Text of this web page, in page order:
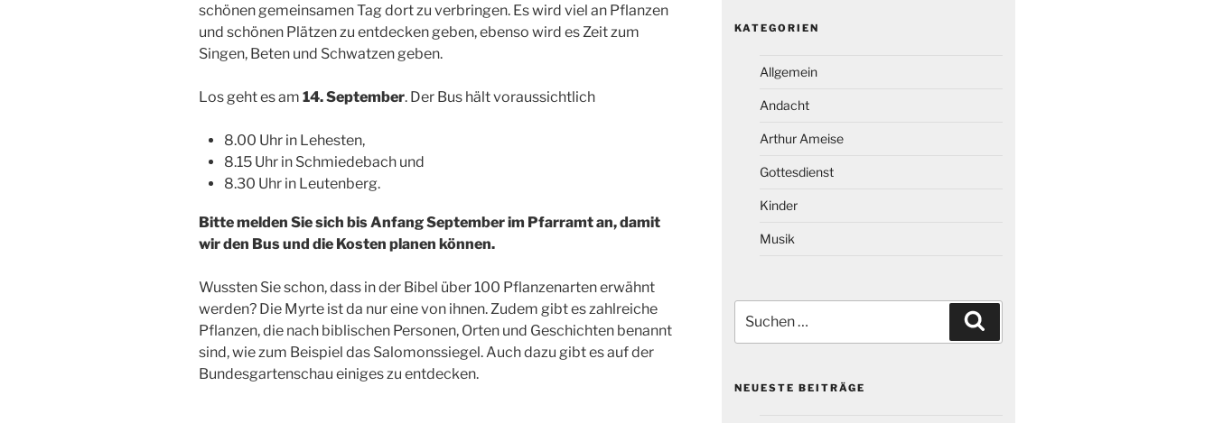
schönen gemeinsamen Tag dort zu verbringen. Es wird viel an Pflanzen
und schönen Plätzen zu entdecken geben, ebenso wird es Zeit zum
Singen, Beten und Schwatzen geben.
Los geht es am 14. September. Der Bus hält voraussichtlich
8.00 Uhr in Lehesten,
8.15 Uhr in Schmiedebach und
8.30 Uhr in Leutenberg.
Bitte melden Sie sich bis Anfang September im Pfarramt an, damit
wir den Bus und die Kosten planen können.
Wussten Sie schon, dass in der Bibel über 100 Pflanzenarten erwähnt
werden? Die Myrte ist da nur eine von ihnen. Zudem gibt es zahlreiche
Pflanzen, die nach biblischen Personen, Orten und Geschichten benannt
sind, wie zum Beispiel das Salomonssiegel. Auch dazu gibt es auf der
Bundesgartenschau einiges zu entdecken.
KATEGORIEN
Allgemein
Andacht
Arthur Ameise
Gottesdienst
Kinder
Musik
nach:
NEUESTE BEITRÄGE